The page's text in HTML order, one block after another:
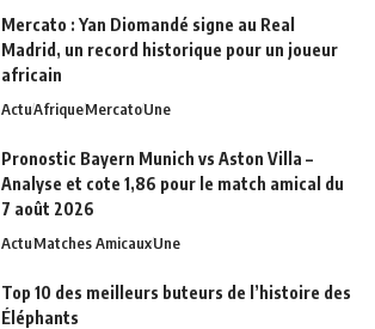
Mercato : Yan Diomandé signe au Real
Madrid, un record historique pour un joueur
africain
ActuAfriqueMercatoUne
Pronostic Bayern Munich vs Aston Villa –
Analyse et cote 1,86 pour le match amical du
7 août 2026
ActuMatches AmicauxUne
Top 10 des meilleurs buteurs de l’histoire des
Éléphants